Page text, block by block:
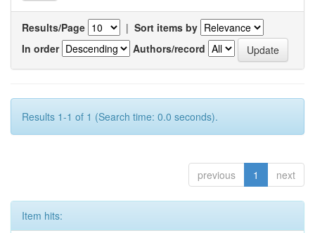
Results/Page | Sort items by
In order
Authors/record
Results 1-1 of 1 (Search time: 0.0 seconds).
previous 1 next
Item hits: